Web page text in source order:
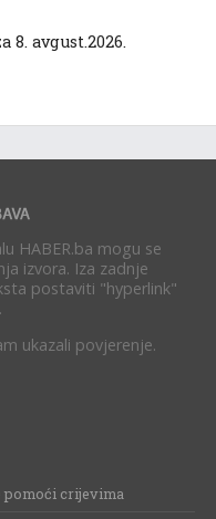
8. avgust.2026.
HABER.ba mogu se
izvora. Iza zadnje
postaviti "hyperlink"
ukazali povjerenje.
pomoći crijevima